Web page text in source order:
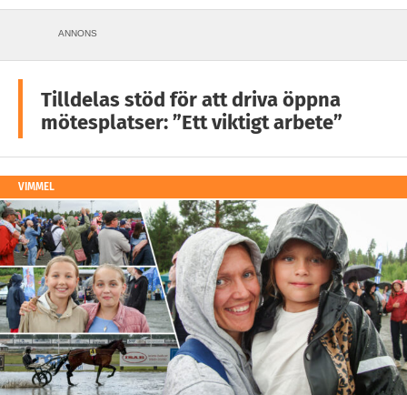
ANNONS
Tilldelas stöd för att driva öppna
mötesplatser: ”Ett viktigt arbete”
VIMMEL